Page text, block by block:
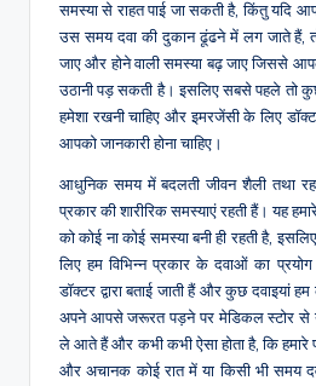
समस्या से राहत पाई जा सकती है, किंतु यदि
उस समय दवा की दुकान ढूंढने में लग जाते हैं,
जाए और होने वाली समस्या बढ़ जाए जिससे
उठानी पड़ सकती है। इसलिए सबसे पहले तो
हमेशा रखनी चाहिए और इमरजेंसी के लिए
आपको जानकारी होना चाहिए।
आधुनिक समय में बदलती जीवन शैली तथा
प्रकार की शारीरिक समस्याएं रहती हैं। यह
को कोई ना कोई समस्या बनी ही रहती है,
लिए हम विभिन्न प्रकार के दवाओं का
डॉक्टर द्वारा बताई जाती हैं और कुछ दवाइयां
अपने आपसे जरूरत पड़ने पर मेडिकल स्टोर से
ले आते हैं और कभी कभी ऐसा होता है, कि हमारे
और अचानक कोई रात में या किसी भी समय